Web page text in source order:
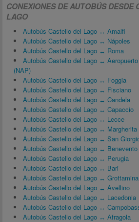
CONEXIONES DE AUTOBÚS DESDE
LAGO
Autobús Castello del Lago ↔ Amalfi
Autobús Castello del Lago ↔ Nápoles
Autobús Castello del Lago ↔ Roma
Autobús Castello del Lago ↔
(NAP)
Autobús Castello del Lago ↔ Foggia
Autobús Castello del Lago ↔ Fisciano
Autobús Castello del Lago ↔ Candela
Autobús Castello del Lago ↔ Capaccio
Autobús Castello del Lago ↔ Lecce
Autobús Castello del Lago ↔ Margherita
Autobús Castello del Lago ↔ San
Autobús Castello del Lago ↔ Benevento
Autobús Castello del Lago ↔ Perugia
Autobús Castello del Lago ↔ Bari
Autobús Castello del Lago ↔
Autobús Castello del Lago ↔ Avellino
Autobús Castello del Lago ↔ Lacedonia
Autobús Castello del Lago ↔
Autobús Castello del Lago ↔ Afragola